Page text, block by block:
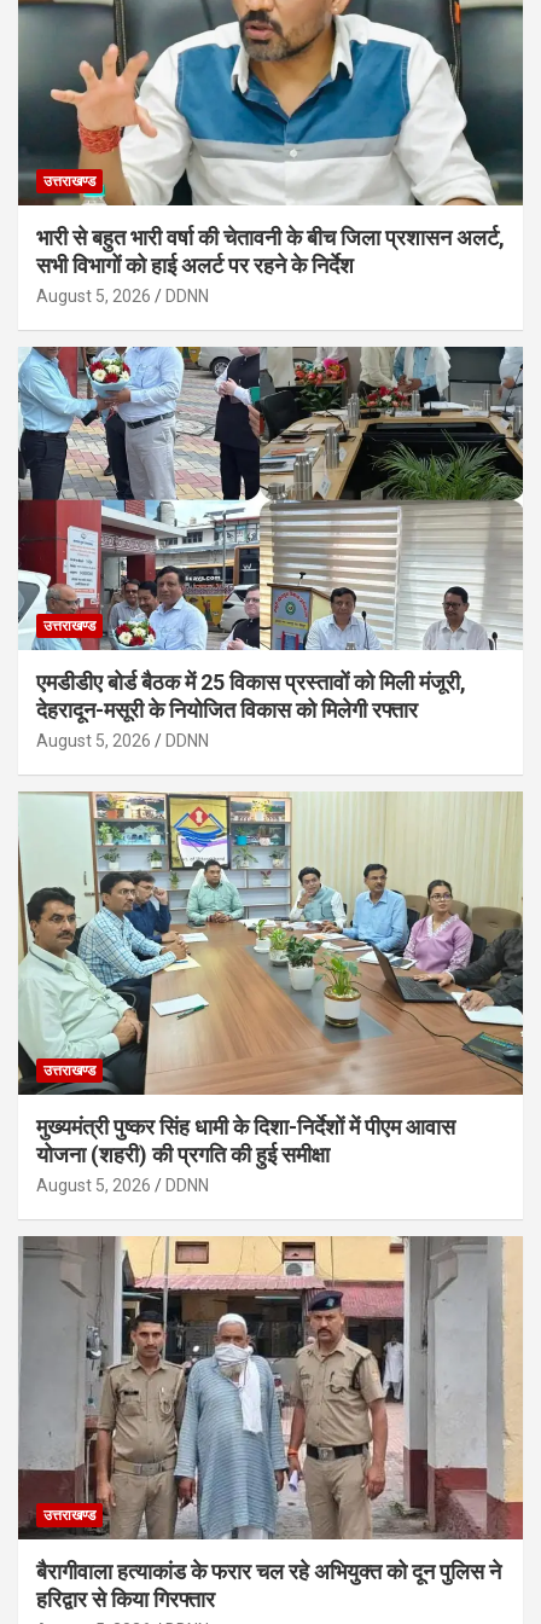
उत्तराखण्ड
भारी से बहुत भारी वर्षा की चेतावनी के बीच जिला प्रशासन अलर्ट,
सभी विभागों को हाई अलर्ट पर रहने के निर्देश
August 5, 2026 DDNN
उत्तराखण्ड
एमडीडीए बोर्ड बैठक में 25 विकास प्रस्तावों को मिली मंजूरी,
देहरादून-मसूरी के नियोजित विकास को मिलेगी रफ्तार
August 5, 2026 DDNN
उत्तराखण्ड
मुख्यमंत्री पुष्कर सिंह धामी के दिशा-निर्देशों में पीएम आवास
योजना (शहरी) की प्रगति की हुई समीक्षा
August 5, 2026 DDNN
उत्तराखण्ड
बैरागीवाला हत्याकांड के फरार चल रहे अभियुक्त को दून पुलिस ने
हरिद्वार से किया गिरफ्तार